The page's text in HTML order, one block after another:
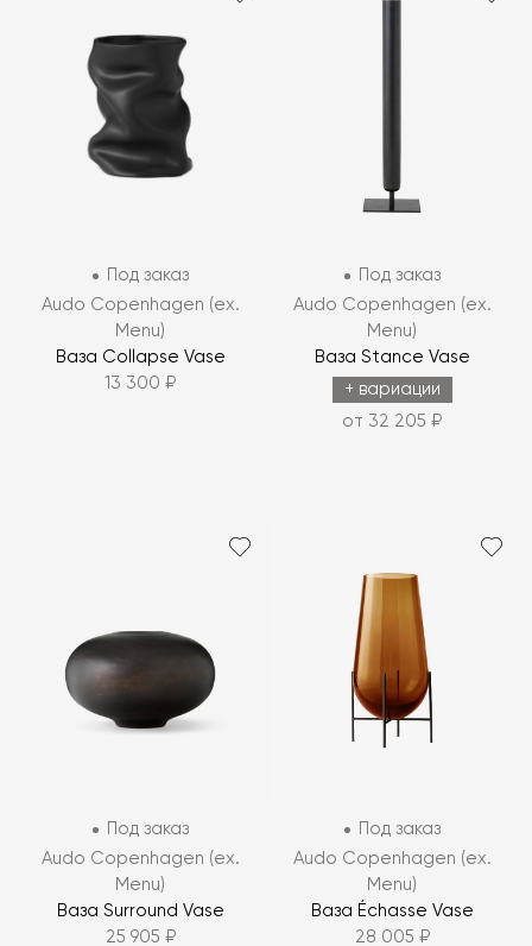
Под заказ
Audo Copenhagen (ex.
Menu)
Ваза Collapse Vase
13 300 ₽
Под заказ
Audo Copenhagen (ex.
Menu)
Ваза Stance Vase
+ вариации
от 32 205 ₽
Под заказ
Audo Copenhagen (ex.
Menu)
Ваза Surround Vase
25 905 ₽
Под заказ
Audo Copenhagen (ex.
Menu)
Ваза Échasse Vase
28 005 ₽